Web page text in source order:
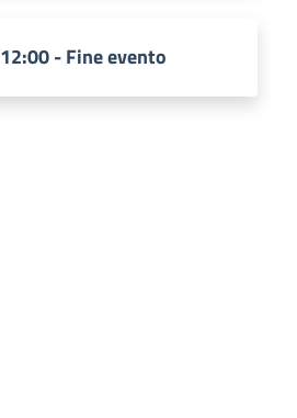
12:00 - Fine evento